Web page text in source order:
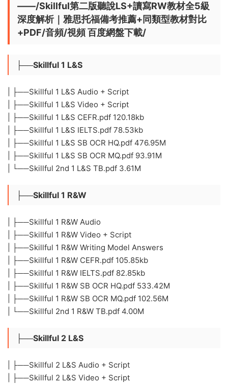
——/Skillful第二版聽說LS+讀寫RW教材全5級
深度解析｜雅思托福備考推薦+同類型教材對比
+PDF/音頻/視頻 百度網盤下載/
├──Skillful 1 L&S
| ├──Skillful 1 L&S Audio + Script
| ├──Skillful 1 L&S Video + Script
| ├──Skillful 1 L&S CEFR.pdf 120.18kb
| ├──Skillful 1 L&S IELTS.pdf 78.53kb
| ├──Skillful 1 L&S SB OCR HQ.pdf 476.95M
| ├──Skillful 1 L&S SB OCR MQ.pdf 93.91M
| └──Skillful 2nd 1 L&S TB.pdf 3.61M
├──Skillful 1 R&W
| ├──Skillful 1 R&W Audio
| ├──Skillful 1 R&W Video + Script
| ├──Skillful 1 R&W Writing Model Answers
| ├──Skillful 1 R&W CEFR.pdf 105.85kb
| ├──Skillful 1 R&W IELTS.pdf 82.85kb
| ├──Skillful 1 R&W SB OCR HQ.pdf 533.42M
| ├──Skillful 1 R&W SB OCR MQ.pdf 102.56M
| └──Skillful 2nd 1 R&W TB.pdf 4.00M
├──Skillful 2 L&S
| ├──Skillful 2 L&S Audio + Script
| ├──Skillful 2 L&S Video + Script